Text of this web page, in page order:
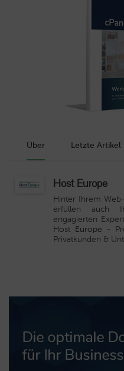
Über Letzte Artikel
Host Europe
Hinter Ihrem
erfüllen auch
engagierten
Host Europe -
Privatkunden &